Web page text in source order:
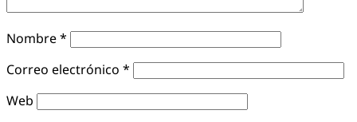
Nombre*
Correo electrónico *
Web